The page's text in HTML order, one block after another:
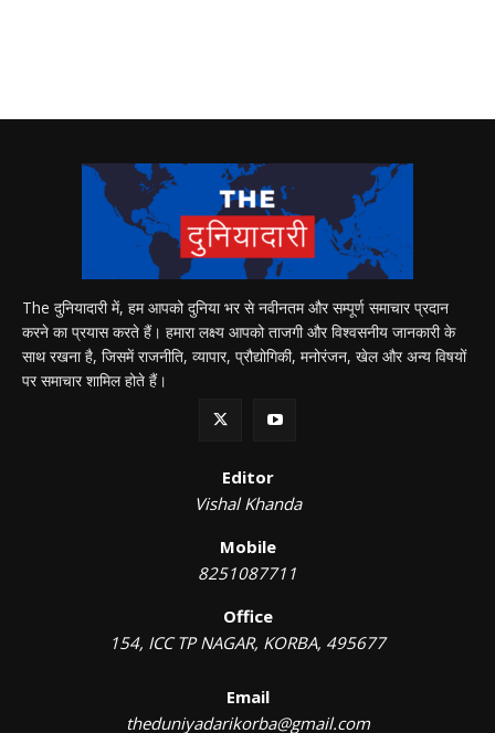
The दुनियादारी में, हम आपको दुनिया भर से नवीनतम और सम्पूर्ण समाचार प्रदान
करने का प्रयास करते हैं। हमारा लक्ष्य आपको ताजगी और विश्वसनीय जानकारी के
साथ रखना है, जिसमें राजनीति, व्यापार, प्रौद्योगिकी, मनोरंजन, खेल और अन्य विषयों
पर समाचार शामिल होते हैं।
Editor
Vishal Khanda
Mobile
8251087711
Office
154, ICC TP NAGAR, KORBA, 495677
Email
theduniyadarikorba@gmail.com